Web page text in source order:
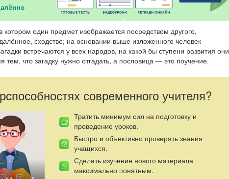
один предмет изображается посредством другого,
сходство; на основании выше изложенного человек
встречаются у всех народов, на какой бы ступени развития они
тем, что загадку нужно отгадать, а пословица — это поучение.
к пословицам: та же мерная, складная речь, то же частое
пример: «Сидит на овчине, а бьёт соболей» (промышленник
мифическая символизация; поэтический образ служил здесь
явлений природы и окружающей среды. С течением времени это
её иносказательная аллегорическая форма, уцелел её сильный,
как на простое упражнение ума. В древности загадкам
в народном эпосе она является одним из видов так называемого
к исполнению желаний, освобождает от опасности. Загадывание и
составляет весьма распространённый мотив народного эпоса и
Эта специальная литература «вопросов и ответов»
современного учителя?
Тратить минимум сил на подготовку и
проведение уроков.
Быстро и объективно проверять знания
учащихся.
Сделать изучение нового материала
максимально понятным.